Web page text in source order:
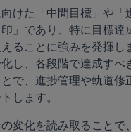
けた「中間目標」や「
」であり、特に目標達
ることに強みを発揮し
し、各段階で達成すべ
で、進捗管理や軌道修
します。
変化を読み取ることで